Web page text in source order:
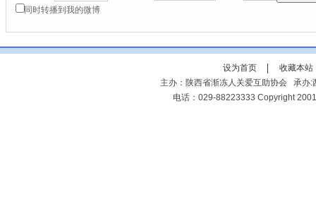
同时转播到我的微博
设为首页
收藏本站
主办：陕西省渐冻人关爱互助协会 承
电话：029-88223333 Copyright